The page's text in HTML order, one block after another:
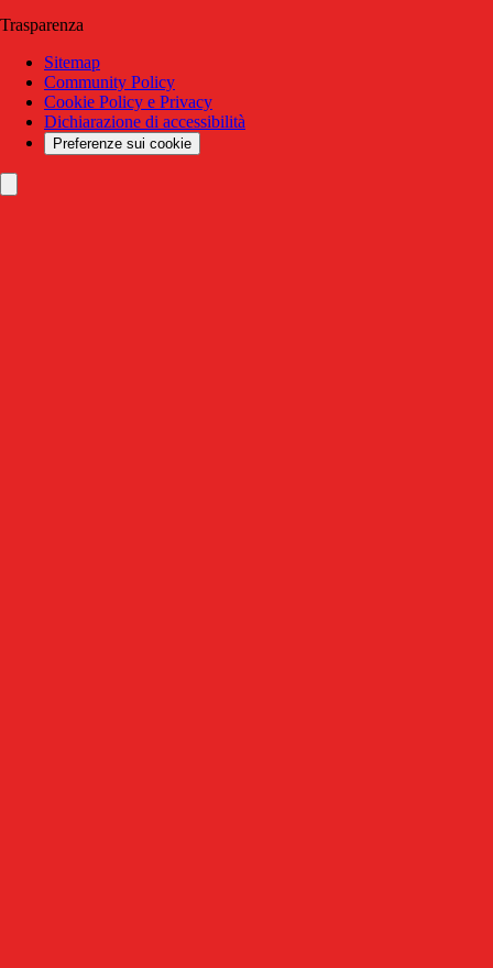
Trasparenza
Sitemap
Community Policy
Cookie Policy e Privacy
Dichiarazione di accessibilità
Preferenze sui cookie